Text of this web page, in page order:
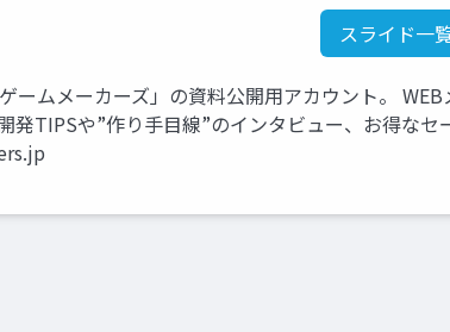
スライド一
ームメーカーズ」の資料公開用アカウント。 WEB
発TIPSや”作り手目線”のインタビュー、お得なセ